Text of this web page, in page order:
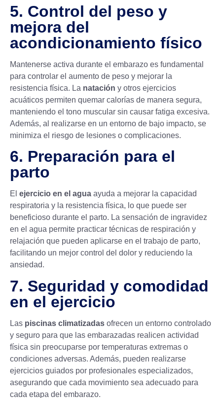
5. Control del peso y
mejora del
acondicionamiento físico
Mantenerse activa durante el embarazo es fundamental
para controlar el aumento de peso y mejorar la
resistencia física. La natación y otros ejercicios
acuáticos permiten quemar calorías de manera segura,
manteniendo el tono muscular sin causar fatiga excesiva.
Además, al realizarse en un entorno de bajo impacto, se
minimiza el riesgo de lesiones o complicaciones.
6. Preparación para el
parto
El ejercicio en el agua ayuda a mejorar la capacidad
respiratoria y la resistencia física, lo que puede ser
beneficioso durante el parto. La sensación de ingravidez
en el agua permite practicar técnicas de respiración y
relajación que pueden aplicarse en el trabajo de parto,
facilitando un mejor control del dolor y reduciendo la
ansiedad.
7. Seguridad y comodidad
en el ejercicio
Las piscinas climatizadas ofrecen un entorno controlado
y seguro para que las embarazadas realicen actividad
física sin preocuparse por temperaturas extremas o
condiciones adversas. Además, pueden realizarse
ejercicios guiados por profesionales especializados,
asegurando que cada movimiento sea adecuado para
cada etapa del embarazo.